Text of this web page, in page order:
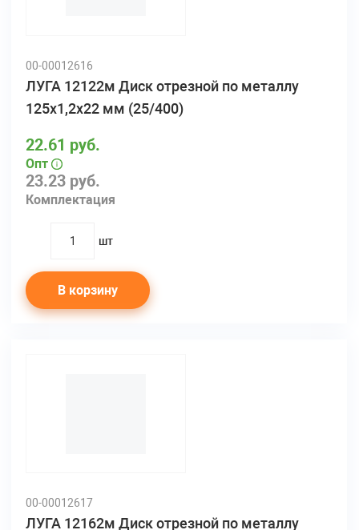
00-00012616
ЛУГА 12122м Диск отрезной по металлу
125х1,2х22 мм (25/400)
23.23 руб.
Комплектация
22.61 руб.
Опт
quantity
шт
В корзину
00-00012617
ЛУГА 12162м Диск отрезной по металлу